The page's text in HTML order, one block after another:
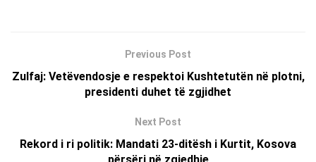
Previous Post
Zulfaj: Vetëvendosje e respektoi Kushtetutën në plotni,
presidenti duhet të zgjidhet
Next Post
Rekord i ri politik: Mandati 23-ditësh i Kurtit, Kosova